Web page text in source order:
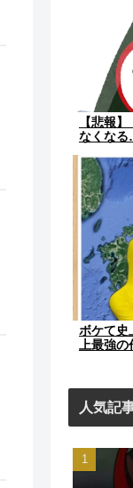
【悲報
なくな
ボケて史
上最強の
人気記